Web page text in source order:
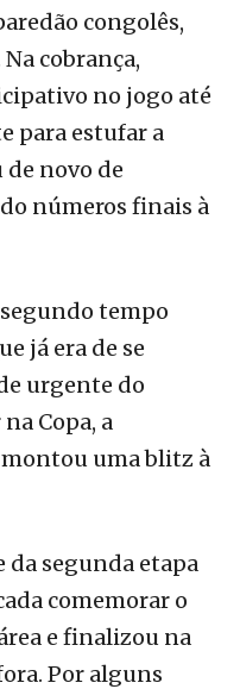
congolês,
cobrança,
no jogo até
para estufar a
novo de
números finais à
tempo
já era de se
urgente do
Copa, a
uma blitz à
segunda etapa
comemorar o
e finalizou na
Por alguns